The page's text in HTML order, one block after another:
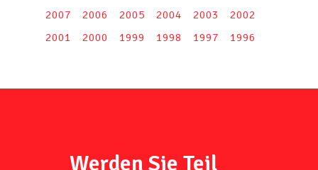
2007
2006 2005 2004 2003
2002
2001
2000 1999 1998 1997 1996
Werden Sie Teil